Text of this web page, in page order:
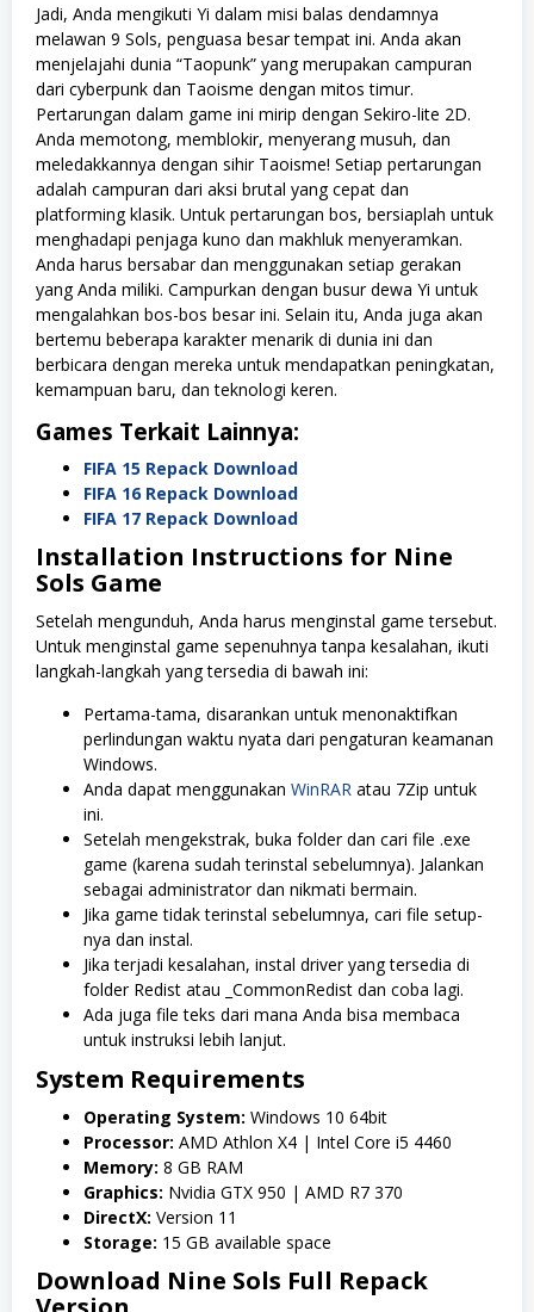
Jadi, Anda mengikuti Yi dalam misi balas dendamnya
melawan 9 Sols, penguasa besar tempat ini. Anda akan
menjelajahi dunia “Taopunk” yang merupakan campuran
dari cyberpunk dan Taoisme dengan mitos timur.
Pertarungan dalam game ini mirip dengan Sekiro-lite 2D.
Anda memotong, memblokir, menyerang musuh, dan
meledakkannya dengan sihir Taoisme! Setiap pertarungan
adalah campuran dari aksi brutal yang cepat dan
platforming klasik. Untuk pertarungan bos, bersiaplah untuk
menghadapi penjaga kuno dan makhluk menyeramkan.
Anda harus bersabar dan menggunakan setiap gerakan
yang Anda miliki. Campurkan dengan busur dewa Yi untuk
mengalahkan bos-bos besar ini. Selain itu, Anda juga akan
bertemu beberapa karakter menarik di dunia ini dan
berbicara dengan mereka untuk mendapatkan peningkatan,
kemampuan baru, dan teknologi keren.
Games Terkait Lainnya:
FIFA 15 Repack Download
FIFA 16 Repack Download
FIFA 17 Repack Download
Installation Instructions for Nine
Sols Game
Setelah mengunduh, Anda harus menginstal game tersebut.
Untuk menginstal game sepenuhnya tanpa kesalahan, ikuti
langkah-langkah yang tersedia di bawah ini:
Pertama-tama, disarankan untuk menonaktifkan
perlindungan waktu nyata dari pengaturan keamanan
Windows.
Anda dapat menggunakan WinRAR atau 7Zip untuk
ini.
Setelah mengekstrak, buka folder dan cari file .exe
game (karena sudah terinstal sebelumnya). Jalankan
sebagai administrator dan nikmati bermain.
Jika game tidak terinstal sebelumnya, cari file setup-
nya dan instal.
Jika terjadi kesalahan, instal driver yang tersedia di
folder Redist atau _CommonRedist dan coba lagi.
Ada juga file teks dari mana Anda bisa membaca
untuk instruksi lebih lanjut.
System Requirements
Operating System: Windows 10 64bit
Processor: AMD Athlon X4 | Intel Core i5 4460
Memory: 8 GB RAM
Graphics: Nvidia GTX 950 | AMD R7 370
DirectX: Version 11
Storage: 15 GB available space
Download Nine Sols Full Repack